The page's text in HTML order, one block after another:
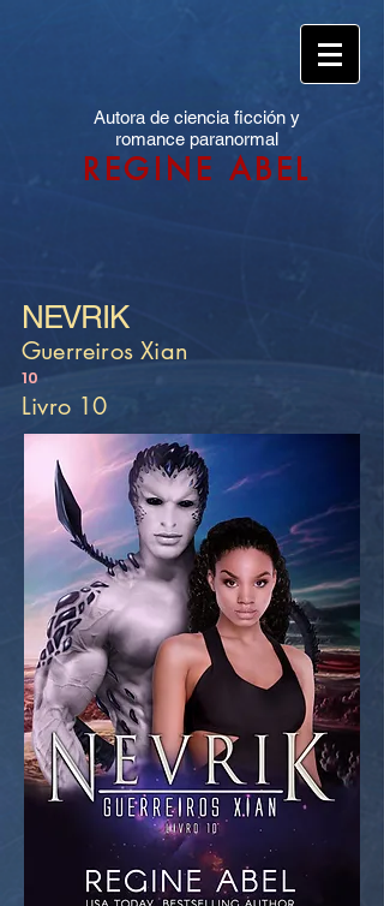
Autora de ciencia ficción y
romance paranormal
REGINE ABEL
NEVRIK
Guerreiros Xian
10
Livro 10